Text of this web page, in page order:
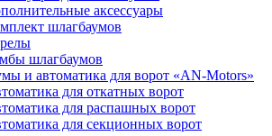
аксессуары
шлагбаумов
шлагбаумов
и автоматика для ворот «AN-Motors»
для откатных ворот
для распашных ворот
для секционных ворот